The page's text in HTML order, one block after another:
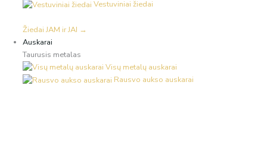
Vestuviniai žiedai
Žiedai JAM ir JAI →
Auskarai
Taurusis metalas
Visų metalų auskarai
Rausvo aukso auskarai